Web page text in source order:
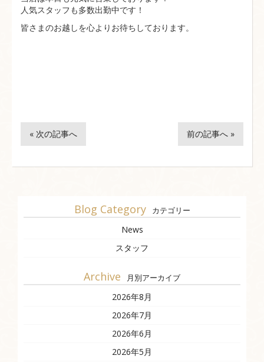
人気スタッフも多数出勤中です！
皆さまのお越しを心よりお待ちしております。
« 次の記事へ 前の記事へ »
Blog Category カテゴリー
News
スタッフ
Archive 月別アーカイブ
2026年8月
2026年7月
2026年6月
2026年5月